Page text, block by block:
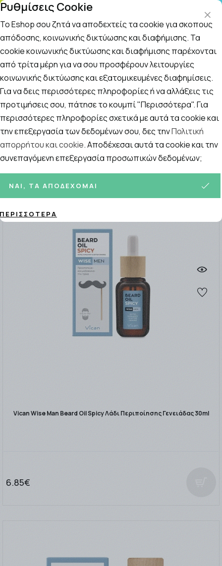
ΤΗΛ. ΠΑΡΑΓΓΕΛΙΕΣ: 210 5148 108
Αναζήτηση
Αρχική / ΑΝΔΡΑΣ / Ξύρισμα /Περιποίηση Γένια
Περιποίηση Γένια
Ταξινόμηση Προβολή
6ΠΡΟΪΌΝΤΑ
Vican Wise Man Beard Oil Spicy Λάδι Περιποίησης Γενειάδας 30ml
6.85€
Ρυθμίσεις Cookie
Το Eshop σου ζητά να αποδεχτείς τα cookie για σκοπούς
απόδοσης, κοινωνικής δικτύωσης και διαφήμισης. Τα
cookie κοινωνικής δικτύωσης και διαφήμισης παρέχονται
από τρίτα μέρη για να σου προσφέρουν λειτουργίες
κοινωνικής δικτύωσης και εξατομικευμένες διαφημίσεις.
Για να δεις περισσότερες πληροφορίες ή να αλλάξεις τις
προτιμήσεις σου, πάτησε το κουμπί "Περισσότερα". Για
περισσότερες πληροφορίες σχετικά με αυτά τα cookie και
την επεξεργασία των δεδομένων σου, δες τηνΠολιτική
απορρήτου και cookie. Αποδέχεσαι αυτά τα cookie και την
συνεπαγόμενη επεξεργασία προσωπικών δεδομένων;
ΝΑΙ, ΤΑ ΑΠΟΔΈΧΟΜΑΙ
ΠΕΡΙΣΣΌΤΕΡΑ